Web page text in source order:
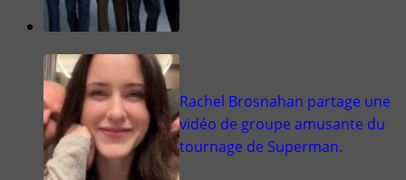
Rachel Brosnahan partage une
vidéo de groupe amusante du
tournage de Superman.